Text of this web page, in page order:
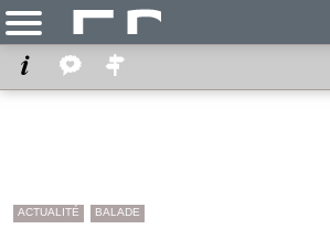
ACTUALITÉ BALADE